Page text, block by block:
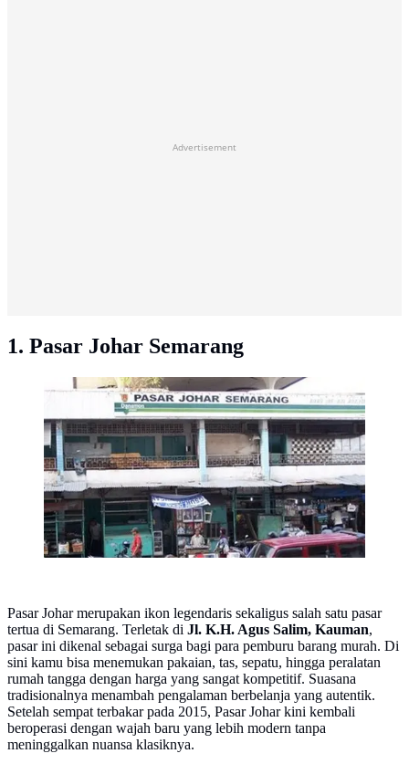
Advertisement
1. Pasar Johar Semarang
Pasar Johar disebut-sebut sebagai primadonanya pasar
tradisonal seantero Semarang sebelum kebakaran.
Pasar Johar merupakan ikon legendaris sekaligus salah satu pasar
tertua di Semarang. Terletak di Jl. K.H. Agus Salim, Kauman,
pasar ini dikenal sebagai surga bagi para pemburu barang murah. Di
sini kamu bisa menemukan pakaian, tas, sepatu, hingga peralatan
rumah tangga dengan harga yang sangat kompetitif. Suasana
tradisionalnya menambah pengalaman berbelanja yang autentik.
Setelah sempat terbakar pada 2015, Pasar Johar kini kembali
beroperasi dengan wajah baru yang lebih modern tanpa
meninggalkan nuansa klasiknya.